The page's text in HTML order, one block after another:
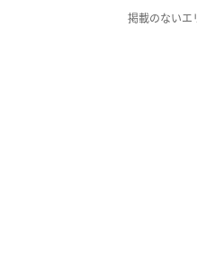
掲載のないエ